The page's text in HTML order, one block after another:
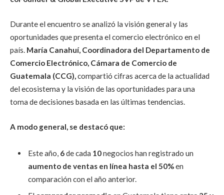
Durante el encuentro se analizó la visión general y las
oportunidades que presenta el comercio electrónico en el
país. María Canahuí, Coordinadora del Departamento de
Comercio Electrónico, Cámara de Comercio de
Guatemala (CCG),compartió cifras acerca de la actualidad
del ecosistema y la visión de las oportunidades para una
toma de decisiones basada en las últimas tendencias.
A modo general, se destacó que:
Este año, 6de cada 10negocios han registrado un
aumento de ventas en línea hasta el 50%en
comparación con el año anterior.